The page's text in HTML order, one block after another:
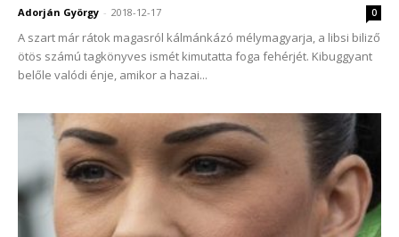
Adorján György - 2018-12-17 0
A szart már rátok magasról kálmánkázó mélymagyarja, a libsi biliző
ötös számú tagkönyves ismét kimutatta foga fehérjét. Kibuggyant
belőle valódi énje, amikor a hazai...